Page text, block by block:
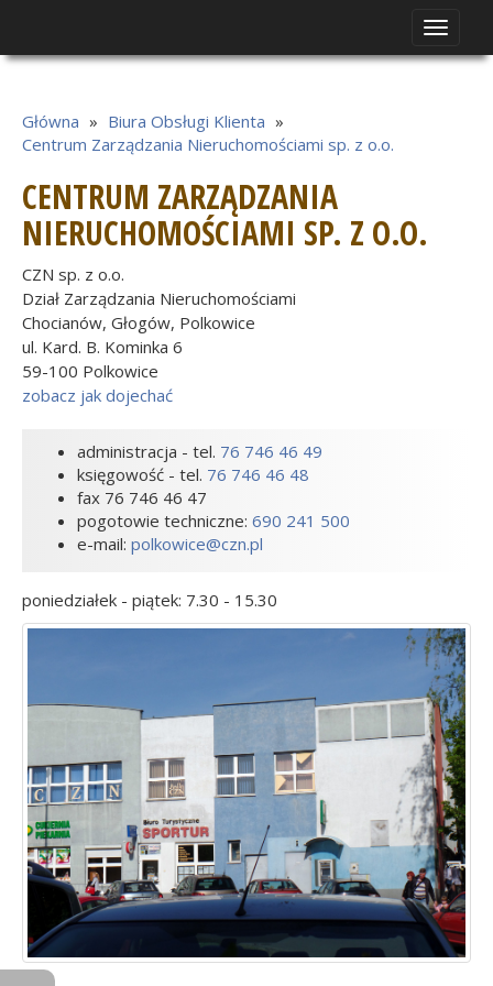
Toggle
Toggle
Główna » Biura Obsługi Klienta »
Centrum Zarządzania Nieruchomościami sp. z o.o.
CENTRUM ZARZĄDZANIA
NIERUCHOMOŚCIAMI SP. Z O.O.
CZN sp. z o.o.
Dział Zarządzania Nieruchomościami
Chocianów, Głogów, Polkowice
ul. Kard. B. Kominka 6
59-100 Polkowice
zobacz jak dojechać
administracja - tel. 76 746 46 49
księgowość - tel. 76 746 46 48
fax 76 746 46 47
pogotowie techniczne: 690 241 500
e-mail: polkowice@czn.pl
poniedziałek - piątek: 7.30 - 15.30